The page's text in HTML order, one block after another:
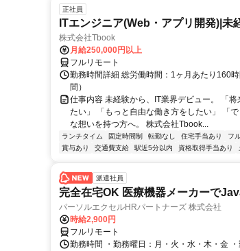
正社員
ITエンジニア(Web・アプリ開発)|未
株式会社Tbook
月給250,000円以上
フルリモート
勤務時間詳細 総労働時間：1ヶ月あたり160
間）
仕事内容 未経験から、IT業界デビュー。 「
たい」 「もっと自由な働き方をしたい」 「
な想いを持つ方へ。 株式会社Tbook...
ランチタイム 固定時間制 転勤なし 住宅手当あり フ
賞与あり
交通費支給 駅近5分以内 資格取得手当あり
派遣社員
完全在宅OK 医療機器メーカーで
パーソルエクセルHRパートナーズ 株式会社
時給2,900円
フルリモート
勤務時間 ・勤務曜日：月・火・水・木・金